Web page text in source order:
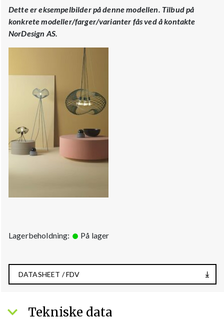
Dette er eksempelbilder på denne modellen. Tilbud på
konkrete modeller/farger/varianter fås ved å kontakte
NorDesign AS.
Lagerbeholdning: På lager
DATASHEET / FDV
Tekniske data